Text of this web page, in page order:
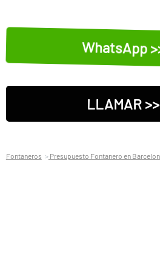
WhatsApp
LLAMAR >>
Fontaneros Presupuesto Fontanero en